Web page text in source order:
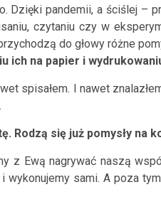
Dzięki pandemii, a ściślej
czytaniu czy w
do głowy różne
ich na papier i
spisałem. I nawet
Rodzą się już pomysły na
z Ewą nagrywać naszą
wykonujemy sami. A poza